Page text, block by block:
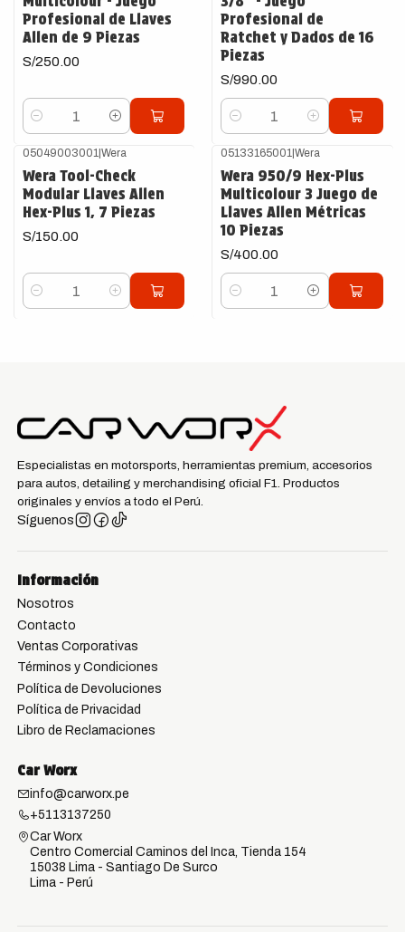
Profesional de Llaves
Allen de 9 Piezas
S/250.00
Cantidad
Profesional de
Ratchet y Dados de 16
Piezas
S/990.00
Cantidad
05049003001 |Wera
Wera Tool-Check
Modular Llaves Allen
Hex-Plus 1, 7 Piezas
S/150.00
Cantidad
05133165001 |Wera
Wera 950/9 Hex-Plus
Multicolour 3 Juego de
Llaves Allen Métricas
10 Piezas
S/400.00
Cantidad
Especialistas en motorsports, herramientas premium, accesorios
para autos, detailing y merchandising oficial F1. Productos
originales y envíos a todo el Perú.
Síguenos
Información
Nosotros
Contacto
Ventas Corporativas
Términos y Condiciones
Política de Devoluciones
Política de Privacidad
Libro de Reclamaciones
Car Worx
info@carworx.pe
+5113137250
Car Worx
Centro Comercial Caminos del Inca, Tienda 154
15038 Lima - Santiago De Surco
Lima - Perú